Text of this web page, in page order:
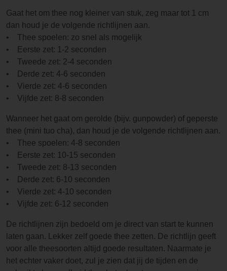
Gaat het om thee nog kleiner van stuk, zeg maar tot 1 cm
dan houd je de volgende richtlijnen aan.
• Thee spoelen: zo snel als mogelijk
• Eerste zet: 1-2 seconden
• Tweede zet: 2-4 seconden
• Derde zet: 4-6 seconden
• Vierde zet: 4-6 seconden
• Vijfde zet: 8-8 seconden
Wanneer het gaat om gerolde (bijv. gunpowder) of geperste
thee (mini tuo cha), dan houd je de volgende richtlijnen aan.
• Thee spoelen: 4-8 seconden
• Eerste zet: 10-15 seconden
• Tweede zet: 8-13 seconden
• Derde zet: 6-10 seconden
• Vierde zet: 4-10 seconden
• Vijfde zet: 6-12 seconden
De richtlijnen zijn bedoeld om je direct van start te kunnen
laten gaan. Lekker zelf goede thee zetten. De richtlijn geeft
voor alle theesoorten altijd goede resultaten. Naarmate je
het echter vaker doet, zul je zien dat jij de tijden en de